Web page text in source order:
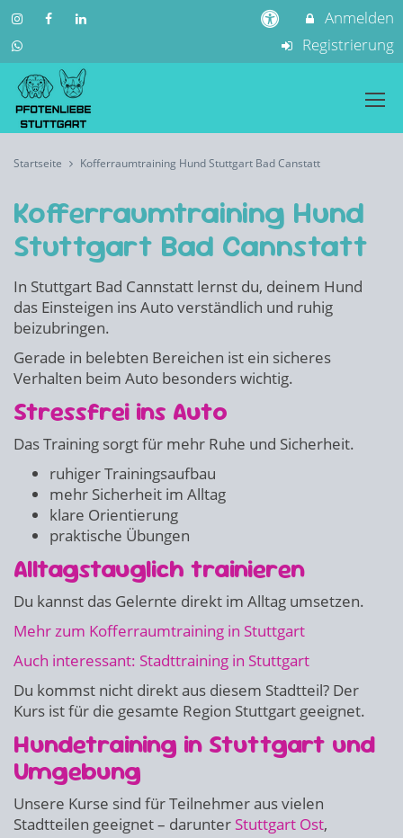
Anmelden
Registrierung
Startseite Kofferraumtraining Hund Stuttgart Bad Canstatt
Kofferraumtraining Hund
Stuttgart Bad Cannstatt
In Stuttgart Bad Cannstatt lernst du, deinem Hund
das Einsteigen ins Auto verständlich und ruhig
beizubringen.
Gerade in belebten Bereichen ist ein sicheres
Verhalten beim Auto besonders wichtig.
Stressfrei ins Auto
Das Training sorgt für mehr Ruhe und Sicherheit.
ruhiger Trainingsaufbau
mehr Sicherheit im Alltag
klare Orientierung
praktische Übungen
Alltagstauglich trainieren
Du kannst das Gelernte direkt im Alltag umsetzen.
Mehr zum Kofferraumtraining in Stuttgart
Auch interessant: Stadttraining in Stuttgart
Du kommst nicht direkt aus diesem Stadtteil? Der
Kurs ist für die gesamte Region Stuttgart geeignet.
Hundetraining in Stuttgart und
Umgebung
Unsere Kurse sind für Teilnehmer aus vielen
Stadtteilen geeignet – darunter Stuttgart Ost,